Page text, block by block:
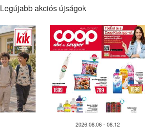
Legújabb akciós újságok
2026.08.06 - 08.12